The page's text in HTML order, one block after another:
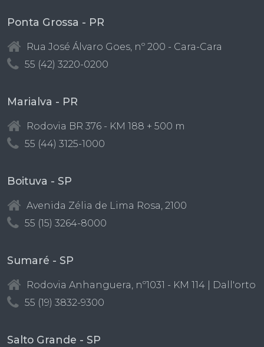
Ponta Grossa - PR
Rua José Álvaro Goes, nº 200 - Cara-Cara
55 (42) 3220-0200
Marialva - PR
Rodovia BR 376 - KM 188 + 500 m
55 (44) 3125-1000
Boituva - SP
Avenida Zélia de Lima Rosa, 2100
55 (15) 3264-8000
Sumaré - SP
Rodovia Anhanguera, nº1031 - KM 114 | Dall'orto
55 (19) 3832-9300
Salto Grande - SP